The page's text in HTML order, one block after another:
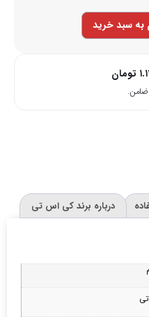
به سبد خرید
تومان
درباره برند کی اس تی